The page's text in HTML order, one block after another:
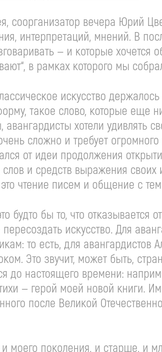
соорганизатор вечера Юрий
интерпретаций, мнений. В
— и которые
в рамках которого мы
искусство
такое слово, которые еще
хотели удивлять
сложно и требует
от идеи продолжения
и средств выражения своих
чтение писем и общение с
будто бы то, что
пересоздать искусство. Для
то есть, для
Это звучит, может быть,
до настоящего времени:
— герой моей новой книги.
после Великой
и моего поколения, и старше, и